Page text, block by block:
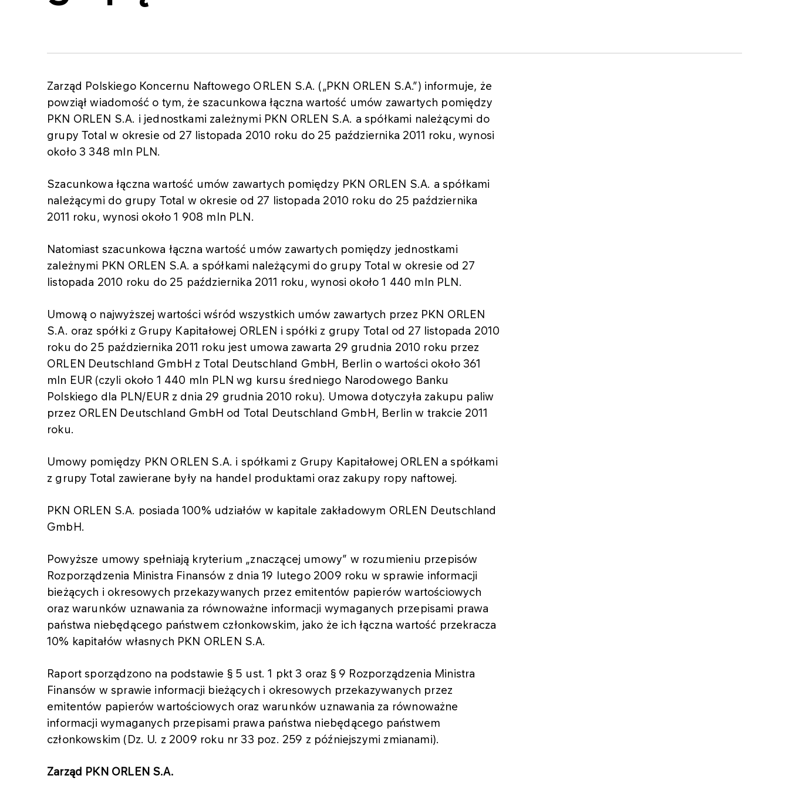
Zarząd Polskiego Koncernu Naftowego ORLEN S.A. („PKN ORLEN S.A.”) informuje, że
powziął wiadomość o tym, że szacunkowa łączna wartość umów zawartych pomiędzy
PKN ORLEN S.A. i jednostkami zależnymi PKN ORLEN S.A. a spółkami należącymi do
grupy Total w okresie od 27 listopada 2010 roku do 25 października 2011 roku, wynosi
około 3 348 mln PLN.
Szacunkowa łączna wartość umów zawartych pomiędzy PKN ORLEN S.A. a spółkami
należącymi do grupy Total w okresie od 27 listopada 2010 roku do 25 października
2011 roku, wynosi około 1 908 mln PLN.
Natomiast szacunkowa łączna wartość umów zawartych pomiędzy jednostkami
zależnymi PKN ORLEN S.A. a spółkami należącymi do grupy Total w okresie od 27
listopada 2010 roku do 25 października 2011 roku, wynosi około 1 440 mln PLN.
Umową o najwyższej wartości wśród wszystkich umów zawartych przez PKN ORLEN
S.A. oraz spółki z Grupy Kapitałowej ORLEN i spółki z grupy Total od 27 listopada 2010
roku do 25 października 2011 roku jest umowa zawarta 29 grudnia 2010 roku przez
ORLEN Deutschland GmbH z Total Deutschland GmbH, Berlin o wartości około 361
mln EUR (czyli około 1 440 mln PLN wg kursu średniego Narodowego Banku
Polskiego dla PLN/EUR z dnia 29 grudnia 2010 roku). Umowa dotyczyła zakupu paliw
przez ORLEN Deutschland GmbH od Total Deutschland GmbH, Berlin w trakcie 2011
roku.
Umowy pomiędzy PKN ORLEN S.A. i spółkami z Grupy Kapitałowej ORLEN a spółkami
z grupy Total zawierane były na handel produktami oraz zakupy ropy naftowej.
PKN ORLEN S.A. posiada 100% udziałów w kapitale zakładowym ORLEN Deutschland
GmbH.
Powyższe umowy spełniają kryterium „znaczącej umowy” w rozumieniu przepisów
Rozporządzenia Ministra Finansów z dnia 19 lutego 2009 roku w sprawie informacji
bieżących i okresowych przekazywanych przez emitentów papierów wartościowych
oraz warunków uznawania za równoważne informacji wymaganych przepisami prawa
państwa niebędącego państwem członkowskim, jako że ich łączna wartość przekracza
10% kapitałów własnych PKN ORLEN S.A.
Raport sporządzono na podstawie § 5 ust. 1 pkt 3 oraz § 9 Rozporządzenia Ministra
Finansów w sprawie informacji bieżących i okresowych przekazywanych przez
emitentów papierów wartościowych oraz warunków uznawania za równoważne
informacji wymaganych przepisami prawa państwa niebędącego państwem
członkowskim (Dz. U. z 2009 roku nr 33 poz. 259 z późniejszymi zmianami).
Zarząd PKN ORLEN S.A.